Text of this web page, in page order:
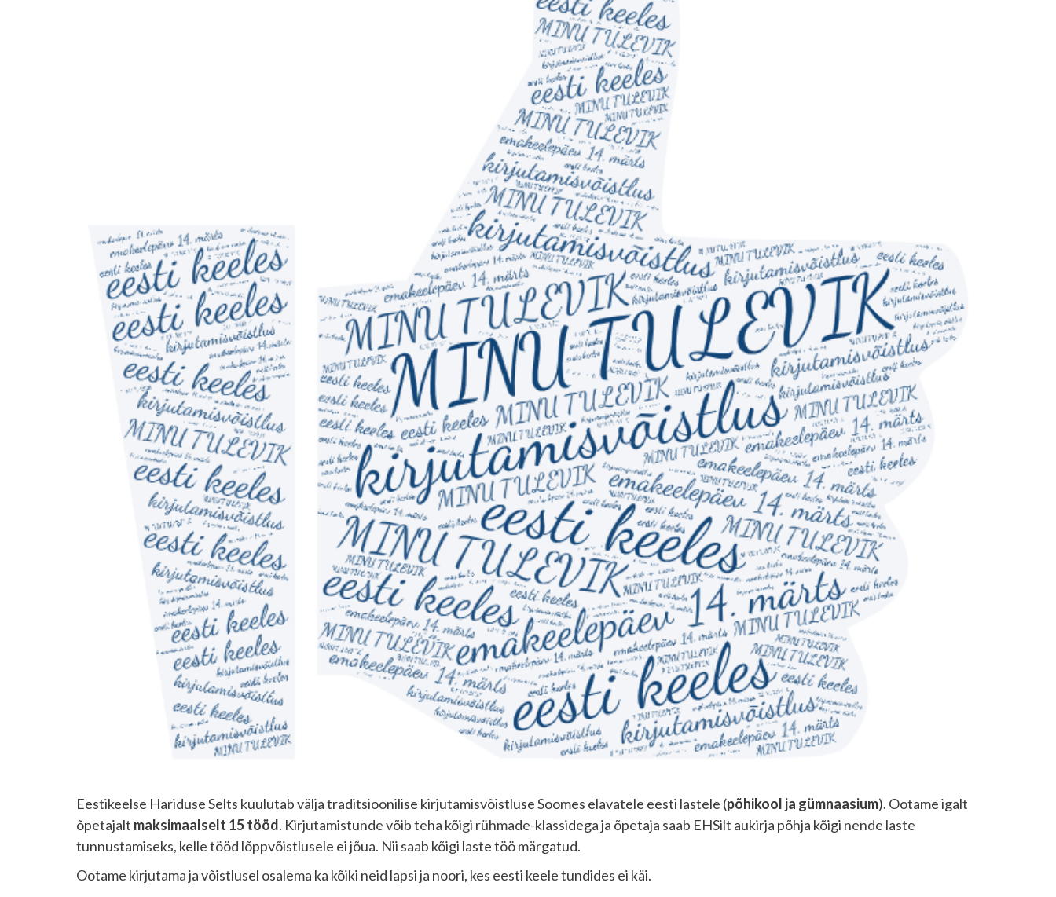
Eestikeelse Hariduse Selts kuulutab välja traditsioonilise kirjutamisvõistluse Soomes elavatele eesti lastele (põhikool ja gümnaasium). Ootame igalt
õpetajalt maksimaalselt 15 tööd. Kirjutamistunde võib teha kõigi rühmade-klassidega ja õpetaja saab EHSilt aukirja põhja kõigi nende laste
tunnustamiseks, kelle tööd lõppvõistlusele ei jõua. Nii saab kõigi laste töö märgatud.
Ootame kirjutama ja võistlusel osalema ka kõiki neid lapsi ja noori, kes eesti keele tundides ei käi.